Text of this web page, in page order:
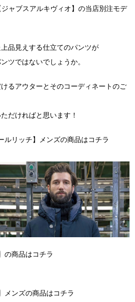
ャブスアルキヴィオ】の当店別注モデ
品見えする仕立てのパンツが
ツではないでしょうか。
るアウターとそのコーディネートのご
だければと思います！
ルリッチ】メンズの商品はコチラ
の商品はコチラ
メンズの商品はコチラ